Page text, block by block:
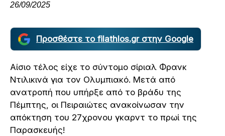
26/09/2025
Προσθέστε το filathlos.gr στην Google
Αίσιο τέλος είχε το σύντομο σίριαλ Φρανκ
Ντιλικινά για τον Ολυμπιακό. Μετά από
ανατροπή που υπήρξε από το βράδυ της
Πέμπτης, οι Πειραιώτες ανακοίνωσαν την
απόκτηση του 27χρονου γκαρντ το πρωί της
Παρασκευής!